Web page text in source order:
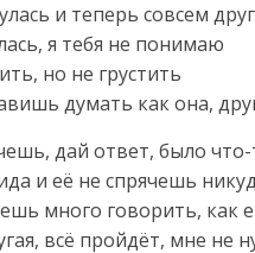
и теперь совсем
я тебя не понимаю
но не грустить
думать как она,
дай ответ, было
и её не спрячешь
много говорить, как
всё пройдёт, мне не